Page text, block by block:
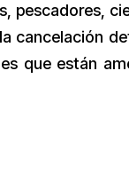
pescadores,
cancelación
que están